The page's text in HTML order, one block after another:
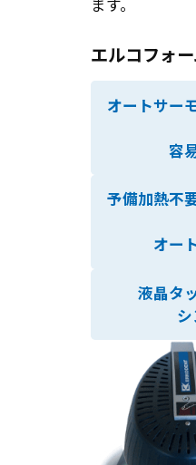
ます。
エルコフォ
オートサー
容
予備加熱不
オー
液晶タ